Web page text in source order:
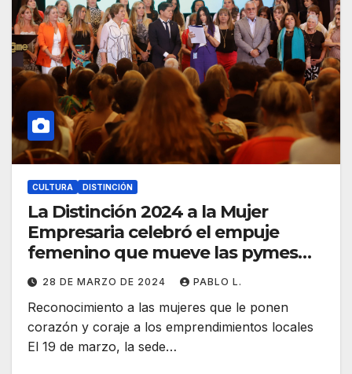
CULTURA DISTINCIÓN
La Distinción 2024 a la Mujer
Empresaria celebró el empuje
femenino que mueve las pymes
barriales
28 DE MARZO DE 2024 PABLO L.
Reconocimiento a las mujeres que le ponen
corazón y coraje a los emprendimientos locales
El 19 de marzo, la sede…